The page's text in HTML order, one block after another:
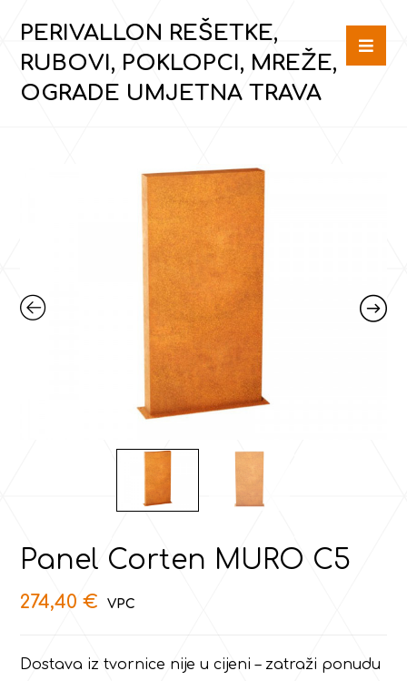
PERIVALLON REŠETKE,
RUBOVI, POKLOPCI, MREŽE,
OGRADE UMJETNA TRAVA
Panel Corten MURO C5
274,40€
Dostava iz tvornice nije u cijeni – zatraži ponudu